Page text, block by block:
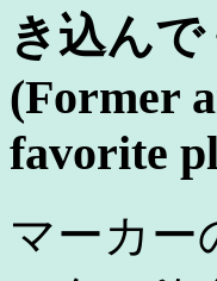
き込んで
(Former
favorite
マーカー